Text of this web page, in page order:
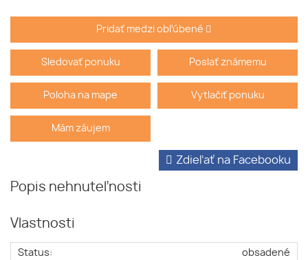
Pridať medzi obľúbené
Sledovať ponuku Poslať známemu
Poloha na mape Vytlačiť ponuku
Mám záujem
Popis nehnuteľnosti
Zdieľať na Facebooku
Vlastnosti
Status: obsadené